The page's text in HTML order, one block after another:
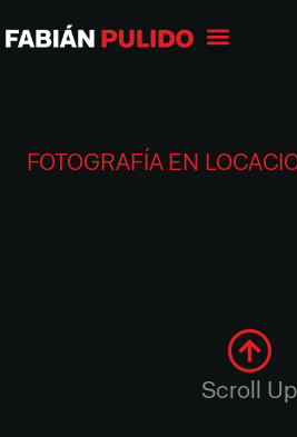
FOTOGRAFÍA EN
Scroll Up